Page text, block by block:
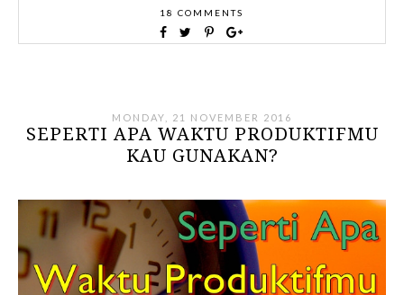
18 COMMENTS
MONDAY, 21 NOVEMBER 2016
SEPERTI APA WAKTU PRODUKTIFMU
KAU GUNAKAN?